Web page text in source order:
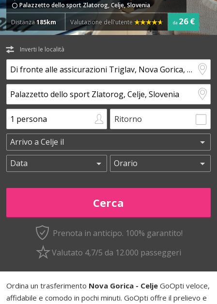
Palazzetto dello sport Zlatorog, Celje, Slovenia
Distanza185km Valutazione dell'utente da 26 €
Inverti le località
Ritorno
Prenota in anticipo. 100% garantito!
Valutato 4,7/5 da 12.000 passeggeri
Ordina un trasferimento Nova Gorica - Celje GoOpti veloce,
affidabile e comodo in pochi minuti. GoOpti offre il prelievo e